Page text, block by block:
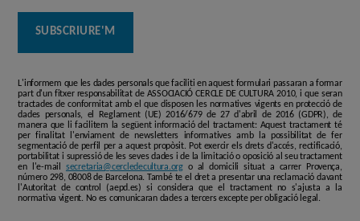
L'informem que les dades personals que faciliti en aquest formulari passaran a formar
part d'un fitxer responsabilitat de ASSOCIACIÓ CERCLE DE CULTURA 2010, i que seran
tractades de conformitat amb el que disposen les normatives vigents en protecció de
dades personals, el Reglament (UE) 2016/679 de 27 d'abril de 2016 (GDPR), de
manera que li facilitem la següent informació del tractament: Aquest tractament té
per finalitat l'enviament de newsletters informatives amb la possibilitat de fer
segmentació de perfil per a aquest propòsit. Pot exercir els drets d'accés, rectificació,
portabilitat i supressió de les seves dades i de la limitació o oposició al seu tractament
en l'e-mail secretaria@cercledecultura.orgo al domicili situat a carrer Provença,
número 298, 08008 de Barcelona. També te el dret a presentar una reclamació davant
l'Autoritat de control (aepd.es) si considera que el tractament no s'ajusta a la
normativa vigent. No es comunicaran dades a tercers excepte per obligació legal.